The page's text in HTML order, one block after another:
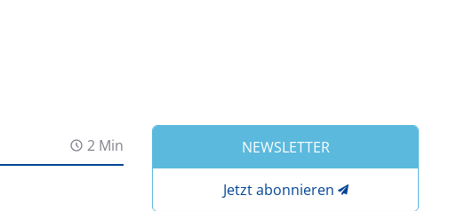
2 Min NEWSLETTER
Jetzt abonnieren